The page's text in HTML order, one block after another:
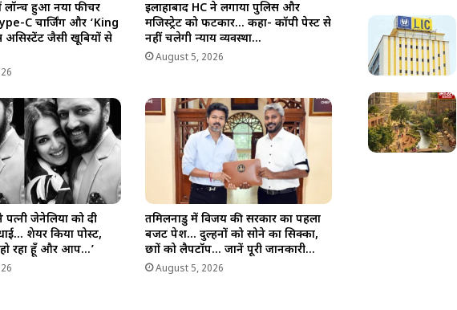
लॉन्च हुआ नया फीचर
C चार्जिंग और ‘King
असिस्टेंट जैसी खूबियों से
इलाहाबाद HC ने लगाया पुलिस और
मजिस्ट्रेट को फटकार… कहा- कॉपी पेस्ट से
नहीं चलेगी न्याय व्यवस्था…
August 5, 2026
जेनेलिया को दी
शेयर किया पोस्ट,
हो रहा हूँ और आप…’
तमिलनाडु में विजय की सरकार का पहला
बजट पेश… दुल्हनों को सोने का सिक्का,
छात्रों को लैपटॉप… जानें पूरी जानकारी…
August 5, 2026